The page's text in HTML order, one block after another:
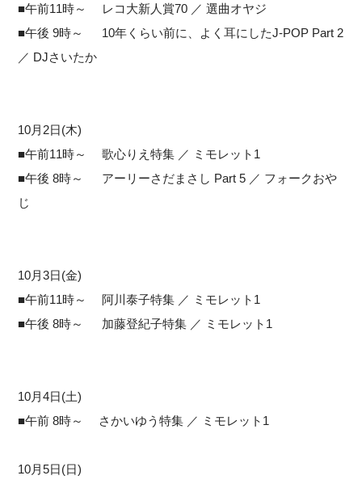
■午前11時～ レコ大新人賞70 ／ 選曲オヤジ
■午後 9時～ 10年くらい前に、よく耳にしたJ-POP Part 2
／ DJさいたか
10月2日(木)
■午前11時～ 歌心りえ特集 ／ ミモレット1
■午後 8時～ アーリーさだまさし Part 5 ／ フォークおや
じ
10月3日(金)
■午前11時～ 阿川泰子特集 ／ ミモレット1
■午後 8時～ 加藤登紀子特集 ／ ミモレット1
10月4日(土)
■午前 8時～ さかいゆう特集 ／ ミモレット1
10月5日(日)